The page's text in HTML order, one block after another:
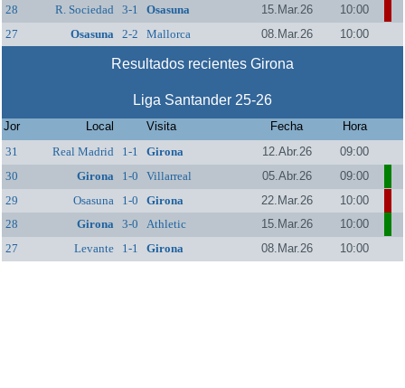
28
R. Sociedad 3-1 Osasuna 15.Mar.26
10:00
27
Osasuna 2-2 Mallorca 08.Mar.26 10:00
Resultados recientes Girona
Liga Santander 25-26
Jor Local Visita Fecha
Hora
31
Real Madrid 1-1 Girona 12.Abr.26
09:00
30
Girona 1-0 Villarreal 05.Abr.26
09:00
29
Osasuna 1-0 Girona 22.Mar.26
10:00
28
Girona 3-0 Athletic 15.Mar.26
10:00
27
Levante 1-1 Girona 08.Mar.26 10:00